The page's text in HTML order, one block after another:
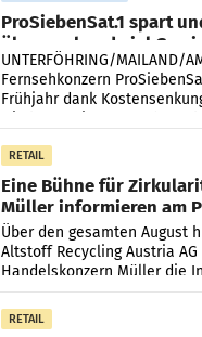
ProSiebenSat.1 spart
überraschend viel
UNTERFÖHRING/MAILAND/
Fernsehkonzern
Frühjahr dank
RETAIL
Eine Bühne für
Müller informieren am
Kreislauffähigkeit
Über den gesamten August
Altstoff Recycling Austria AG
Handelskonzern Müller die
„Kreislauf-Helden“ in allen
Müller-Filialen
RETAIL